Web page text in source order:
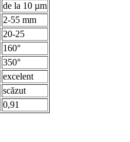
de la 10 µm
2-55 mm
20-25
160°
350°
excelent
scăzut
0,91